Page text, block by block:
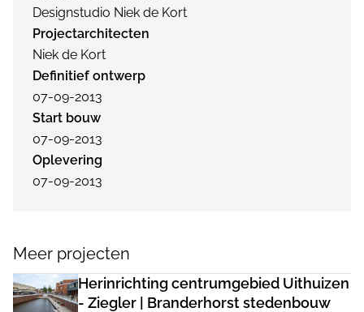
Designstudio Niek de Kort
Projectarchitecten
Niek de Kort
Definitief ontwerp
07-09-2013
Start bouw
07-09-2013
Oplevering
07-09-2013
Meer projecten
Herinrichting centrumgebied Uithuizen
- Ziegler | Branderhorst stedenbouw